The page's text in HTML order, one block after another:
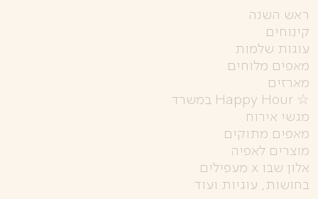
ראש השנה
קינוחים
עוגות שלמות
מאפים מלוחים
מארזים
☆ Happy Hour במשרד
מגשי אירוח
מאפים מתוקים
מוצרים לאפיה
אלון שבו x מעפילים
בחושות, עוגיות ועוד